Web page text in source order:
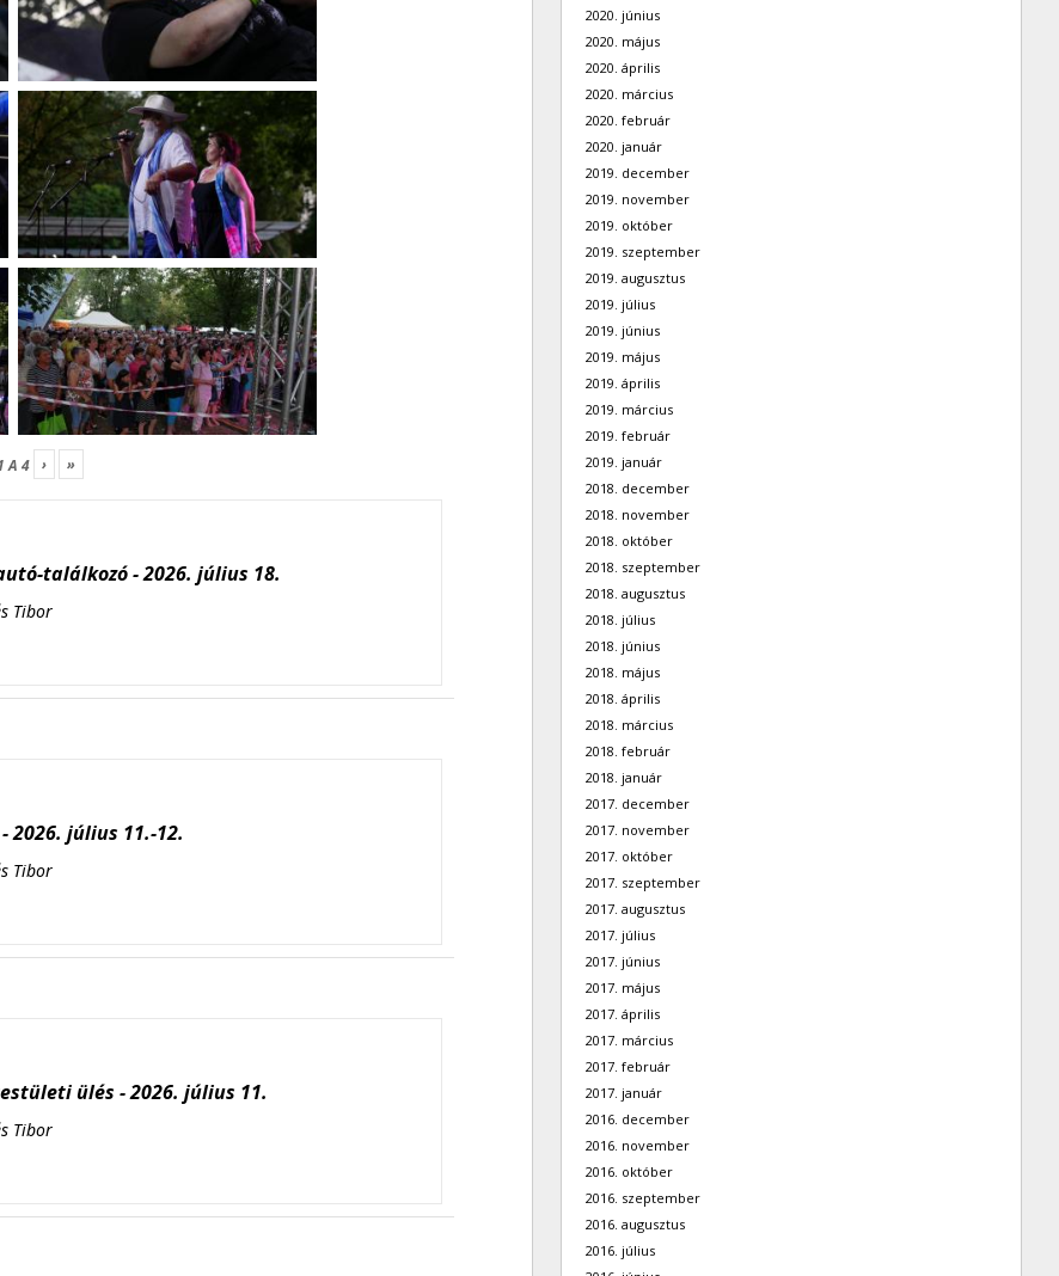
A 4 › »
találkozó - 2026. július 18.
Tibor
2026. július 11.-12.
Tibor
ülés - 2026. július 11.
Tibor
2020. június
2020. május
2020. április
2020. március
2020. február
2020. január
2019. december
2019. november
2019. október
2019. szeptember
2019. augusztus
2019. július
2019. június
2019. május
2019. április
2019. március
2019. február
2019. január
2018. december
2018. november
2018. október
2018. szeptember
2018. augusztus
2018. július
2018. június
2018. május
2018. április
2018. március
2018. február
2018. január
2017. december
2017. november
2017. október
2017. szeptember
2017. augusztus
2017. július
2017. június
2017. május
2017. április
2017. március
2017. február
2017. január
2016. december
2016. november
2016. október
2016. szeptember
2016. augusztus
2016. július